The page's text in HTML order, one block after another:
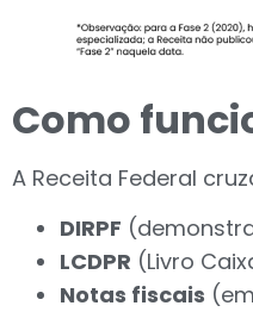
Como
A Receita Federal
DIRPF
LCDPR (Livro
Notas fiscais